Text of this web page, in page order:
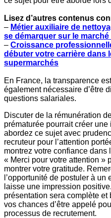
Lisez d’autres contenus
– Métier auxiliaire de
se démarquer sur le marché
– Croissance
débuter votre carrière dans
supermarchés
En France, la transparence
également nécessaire d’être
questions salariales.
Discuter de la rémunération
prématurée pourrait créer
abordez ce sujet avec
recruteur pour l’attention
montrez votre confiance dans
« Merci pour votre attention »
montrer votre gratitude.
l’opportunité de postuler à
laisse une impression
présentation sera complète
vos chances d’être appelé
processus de recrutement.